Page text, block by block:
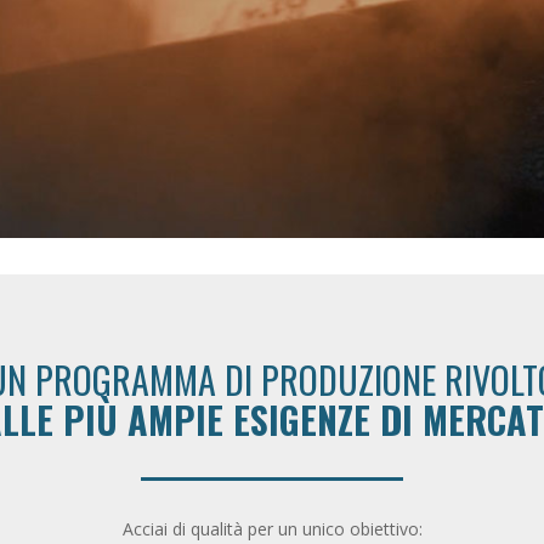
PROGRAMMA DI PRODUZIONE
PIÙ AMPIE ESIGENZE DI
Acciai di qualità per un unico obiettivo: